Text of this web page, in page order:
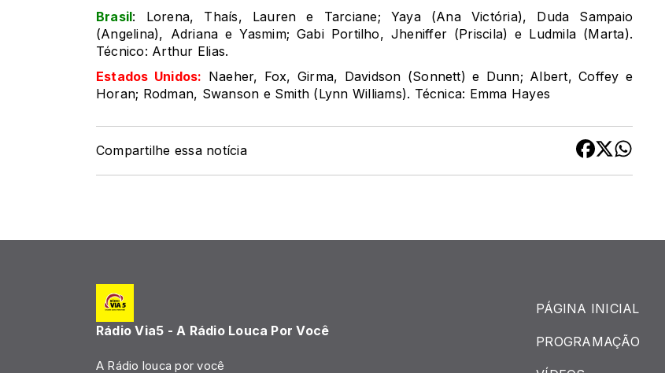
Brasil: Lorena, Thaís, Lauren e Tarciane; Yaya (Ana Victória), Duda Sampaio
(Angelina), Adriana e Yasmim; Gabi Portilho, Jheniffer (Priscila) e Ludmila (Marta).
Técnico: Arthur Elias.
Estados Unidos: Naeher, Fox, Girma, Davidson (Sonnett) e Dunn; Albert, Coffey e
Horan; Rodman, Swanson e Smith (Lynn Williams). Técnica: Emma Hayes
Compartilhe essa notícia
Rádio Via5 - A Rádio Louca Por Você
A Rádio louca por você
PÁGINA INICIAL
PROGRAMAÇÃO